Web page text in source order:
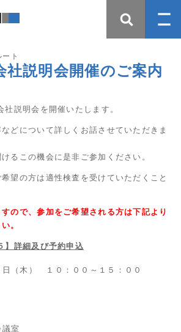
ート
社説明会開催のご案内
説明会を開催いたします。
どについて詳しくお話させていただきま
るこの機会に是非ご参加ください。
望の方は適性検査を受けていただくこと
ので、参加をご希望される方は下記より
。
】詳細及び予約申込
日（木） １０：００～１５：００
室